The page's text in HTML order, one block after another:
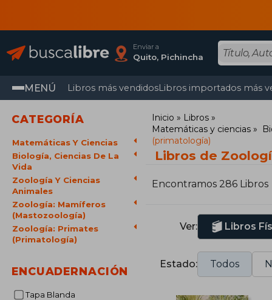
Enviar a
Quito, Pichincha
MENÚ Libros más vendidosLibros importados más
CATEGORÍA
Matemáticas Y Ciencias
Biología, Ciencias De La
Vida
Zoología Y Ciencias
Animales
Zoología: Mamíferos
(Mastozoología)
Zoología: Primates
(Primatología)
ENCUADERNACIÓN
Tapa Blanda
Inicio
Libros
Matemáticas y ciencias
(primatología)
Libros de
Encontramos 286 Libros
Ver: Libros
Estado: Todos